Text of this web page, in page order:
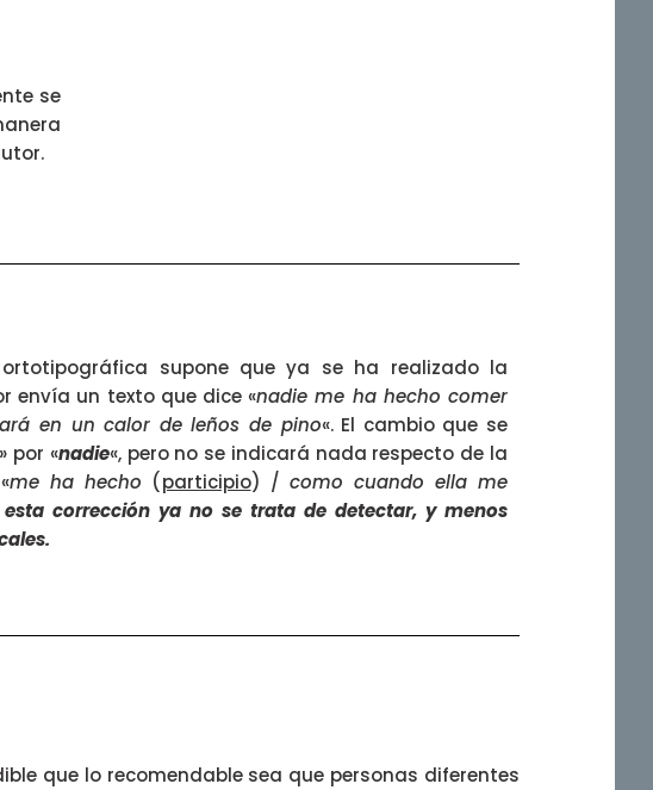
se
supone que ya se ha realizado la
envía un texto que dice «nadie me ha hecho comer
en un calor de leños de pino«. El cambio que se
» por «nadie«, pero no se indicará nada respecto de la
me ha hecho (participio) / como cuando ella me
esta corrección ya no se trata de detectar, y menos
que lo recomendable sea que personas diferentes